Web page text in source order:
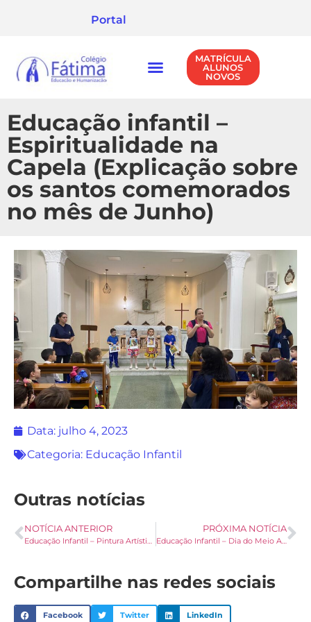
Portal
MATRÍCULA
ALUNOS
NOVOS
Educação infantil –
Espiritualidade na
Capela (Explicação sobre
os santos comemorados
no mês de Junho)
Data: julho 4, 2023
Categoria: Educação Infantil
Outras notícias
NOTÍCIA ANTERIOR
Educação Infantil – Pintura Artística
PRÓXIMA NOTÍCIA
Educação Infantil – Dia do Meio Ambiente – 5 de Junho
Compartilhe nas redes sociais
Facebook Twitter LinkedIn